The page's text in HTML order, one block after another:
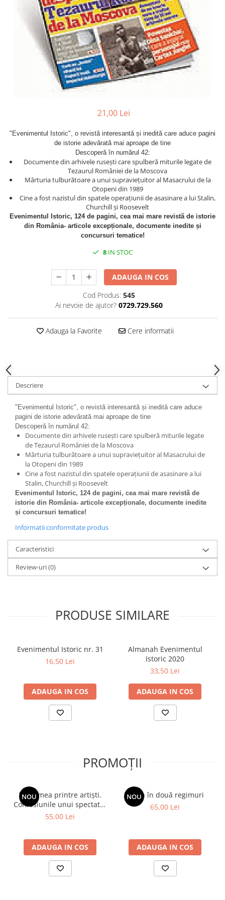
Eseistica
Filosofie
Gastronomie
Medicină
Politică/Geopolitică
Proză
Psihologie
Sociologie
Spiritualitate/Ezoterism
Reviste
Evenimentul istoric - editii
electronice
21,00 Lei
"Evenimentul Istoric", o revistă interesantă și inedită care aduce pagini
de istorie adevărată mai aproape de tine
Descoperă în numărul 42:
Documente din arhivele rusești care spulberă miturile legate de
Tezaurul României de la Moscova
Mărturia tulburătoare a unui supraviețuitor al Masacrului de la
Otopeni din 1989
Cine a fost nazistul din spatele operațiunii de asasinare a lui Stalin,
Churchill și Roosevelt
Evenimentul Istoric, 124 de pagini, cea mai mare revistă de istorie
din România- articole excepționale, documente inedite și
concursuri tematice!
8 IN STOC
ADAUGA IN COS
Cod Produs: 545
Ai nevoie de ajutor? 0729.729.560
Adauga la Favorite Cere informatii
Descriere
"Evenimentul Istoric", o revistă interesantă și inedită care aduce
pagini de istorie adevărată mai aproape de tine
Descoperă în numărul 42:
Documente din arhivele rusești care spulberă miturile legate
de Tezaurul României de la Moscova
Mărturia tulburătoare a unui supraviețuitor al Masacrului de
la Otopeni din 1989
Cine a fost nazistul din spatele operațiunii de asasinare a lui
Stalin, Churchill și Roosevelt
Evenimentul Istoric, 124 de pagini, cea mai mare revistă de
istorie din România- articole excepționale, documente inedite
și concursuri tematice!
Informatii conformitate produs
Caracteristici
Review-uri(0)
PRODUSE SIMILARE
Evenimentul Istoric nr. 31
16,50 Lei
ADAUGA IN COS
Almanah Evenimentul
Istoric 2020
33,50 Lei
ADAUGA IN COS
PROMOȚII
NOU
Viața mea printre artiști.
Confesiunile unui spectator
fidel
55,00 Lei
ADAUGA IN COS
NOU
Spion în două regimuri
65,00 Lei
ADAUGA IN COS